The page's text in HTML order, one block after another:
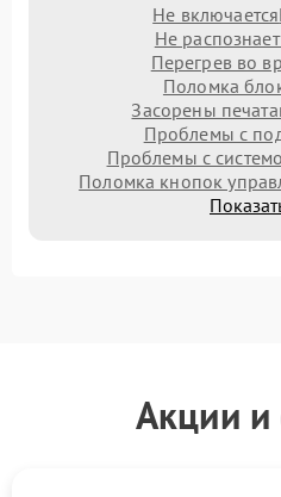
Не включается
Не
Перегрев во
Поломка
Засорены
Проблемы с
Проблемы с
Поломка кнопок
Акции и